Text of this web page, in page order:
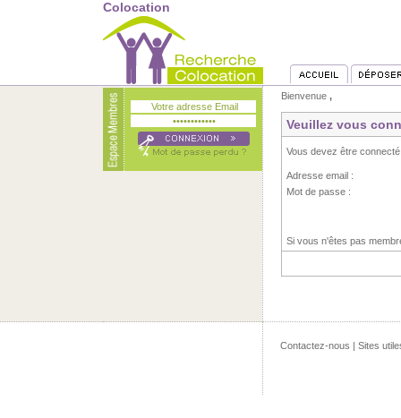
Colocation
Bienvenue ,
Veuillez vous
Vous devez être
Adresse email :
Mot de passe :
Si vous n'êtes pas
Contactez-nous | Sites